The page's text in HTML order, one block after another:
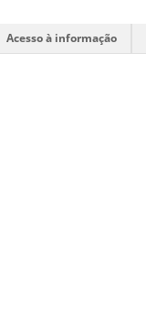
Acesso à informação